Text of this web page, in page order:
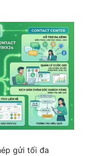
gửi tối đa